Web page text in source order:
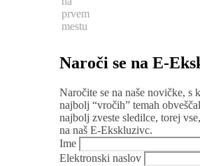
prvem
mestu
Naroči se na E-
Naročite se na naše novičke, s
najbolj “vročih” temah
najbolj zveste sledilce, torej
na naš E-Ekskluzivc.
Ime
Elektronski naslov